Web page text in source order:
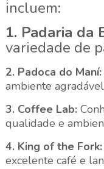
incluem:
1. Padaria da
variedade de
2. Padoca do Maní:
ambiente
3. Coffee Lab:
qualidade e
4. King of the Fork:
excelente café e